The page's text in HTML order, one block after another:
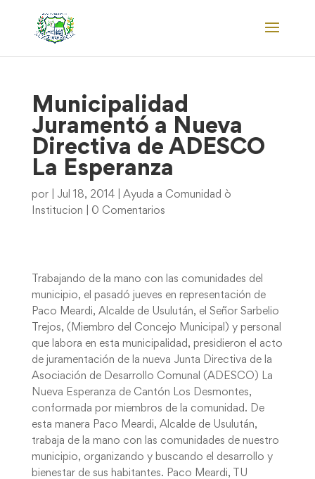
Municipalidad
Juramentó a Nueva
Directiva de ADESCO
La Esperanza
por Jul 18, 2014| Ayuda a Comunidad ò
Institucion
0 Comentarios
Trabajando de la mano con las comunidades del
municipio, el pasadó jueves en representación de
Paco Meardi, Alcalde de Usulután, el Señor Sarbelio
Trejos, (Miembro del Concejo Municipal) y personal
que labora en esta municipalidad, presidieron el acto
de juramentación de la nueva Junta Directiva de la
Asociación de Desarrollo Comunal (ADESCO) La
Nueva Esperanza de Cantón Los Desmontes,
conformada por miembros de la comunidad. De
esta manera Paco Meardi, Alcalde de Usulután,
trabaja de la mano con las comunidades de nuestro
municipio, organizando y buscando el desarrollo y
bienestar de sus habitantes. Paco Meardi, TU